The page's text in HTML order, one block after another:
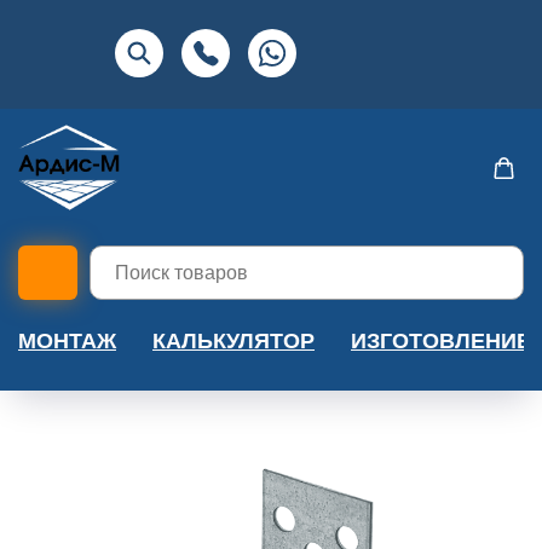
МОНТАЖ КАЛЬКУЛЯТОР ИЗГОТОВЛЕНИЕ